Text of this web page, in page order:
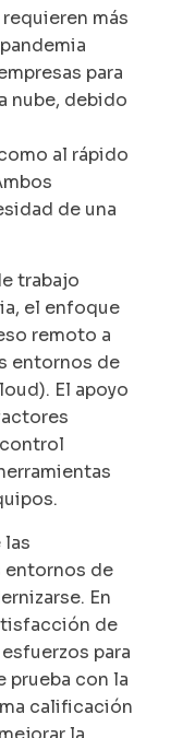
más
para
nube, debido
al rápido
de una
trabajo
el enfoque
remoto a
entornos de
El apoyo
las
entornos de
En
de
para
prueba con la
calificación